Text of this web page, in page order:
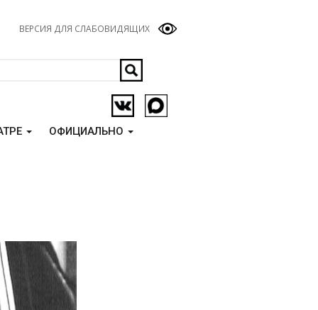
ВЕРСИЯ ДЛЯ СЛАБОВИДЯЩИХ
ОФИЦИАЛЬНО